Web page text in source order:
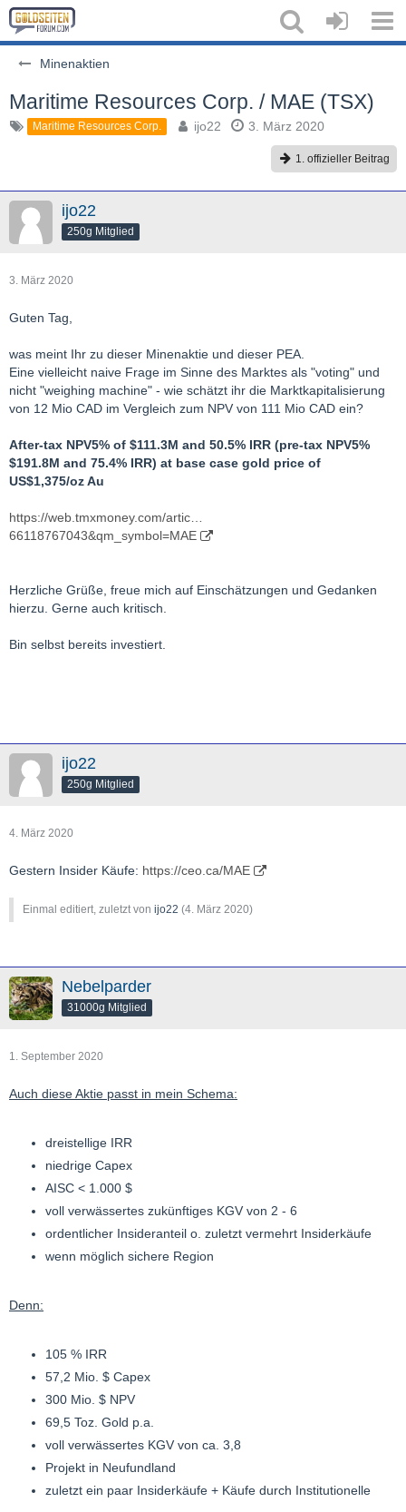
Minenaktien
Maritime Resources Corp. / MAE (TSX)
Maritime Resources Corp. ijo22 3. März 2020
1. offizieller Beitrag
ijo22
250g Mitglied
3. März 2020
Guten Tag,
was meint Ihr zu dieser Minenaktie und dieser PEA.
Eine vielleicht naive Frage im Sinne des Marktes als "voting" und
nicht "weighing machine" - wie schätzt ihr die Marktkapitalisierung
von 12 Mio CAD im Vergleich zum NPV von 111 Mio CAD ein?
After-tax NPV5% of $111.3M and 50.5% IRR (pre-tax NPV5%
$191.8M and 75.4% IRR) at base case gold price of
US$1,375/oz Au
https://web.tmxmoney.com/artic…
66118767043&qm_symbol=MAE
Herzliche Grüße, freue mich auf Einschätzungen und Gedanken
hierzu. Gerne auch kritisch.
Bin selbst bereits investiert.
ijo22
250g Mitglied
4. März 2020
Gestern Insider Käufe: https://ceo.ca/MAE
Einmal editiert, zuletzt von ijo22 (4. März 2020)
Nebelparder
31000g Mitglied
1. September 2020
Auch diese Aktie passt in mein Schema:
dreistellige IRR
niedrige Capex
AISC < 1.000 $
voll verwässertes zukünftiges KGV von 2 - 6
ordentlicher Insideranteil o. zuletzt vermehrt Insiderkäufe
wenn möglich sichere Region
Denn:
105 % IRR
57,2 Mio. $ Capex
300 Mio. $ NPV
69,5 Toz. Gold p.a.
voll verwässertes KGV von ca. 3,8
Projekt in Neufundland
zuletzt ein paar Insiderkäufe + Käufe durch Institutionelle